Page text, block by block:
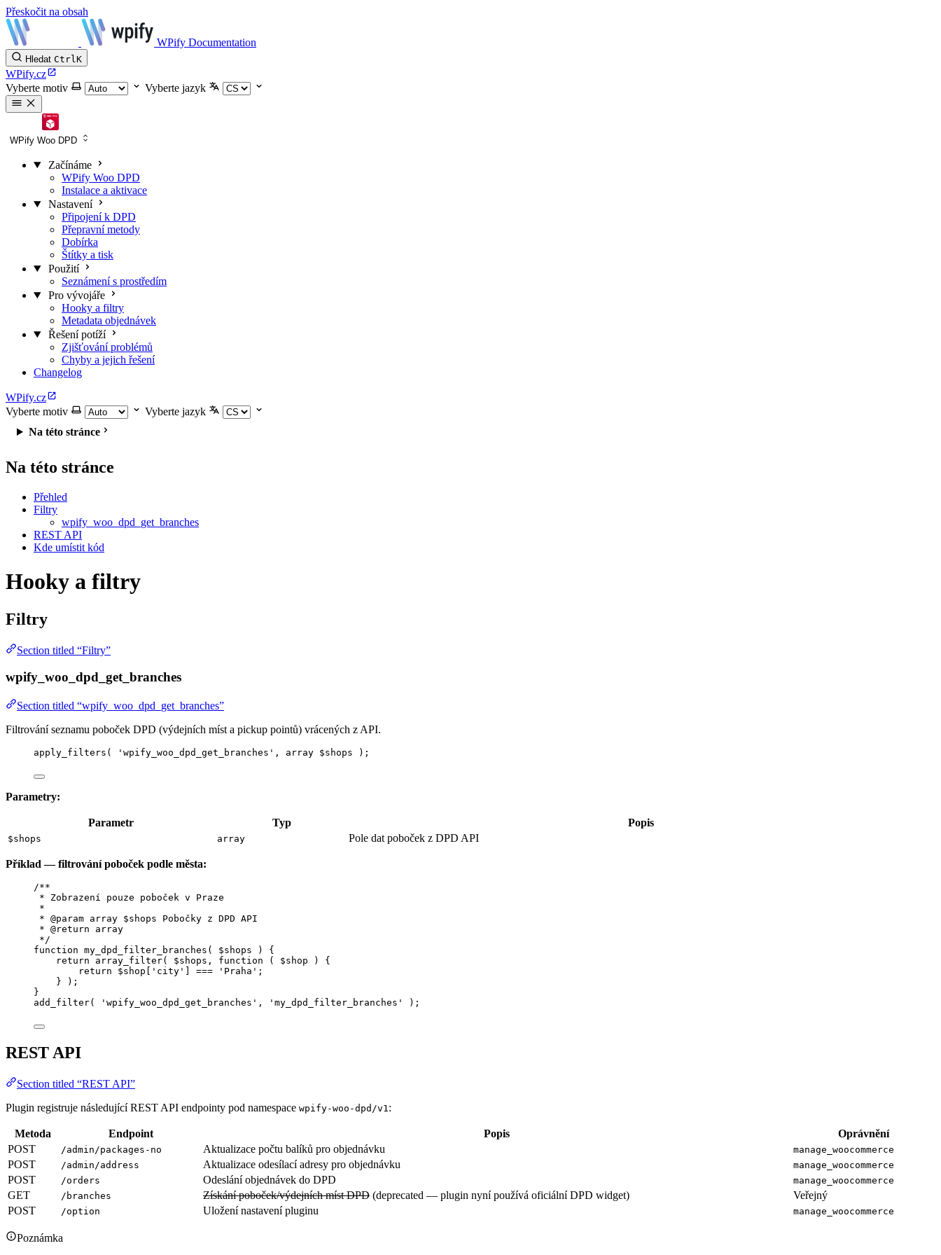
Přeskočit na obsah
WPify Documentation
Hledat CtrlK
WPify.cz
Vyberte motiv
Vyberte jazyk
WPify Woo DPD
Začínáme
WPify Woo DPD
Instalace a aktivace
Nastavení
Připojení k DPD
Přepravní metody
Dobírka
Štítky a tisk
Použití
Seznámení s prostředím
Pro vývojáře
Hooky a filtry
Metadata objednávek
Řešení potíží
Zjišťování problémů
Chyby a jejich řešení
Changelog
WPify.cz
Vyberte motiv
Vyberte jazyk
Na této stránce
Na této stránce
Přehled
Filtry
wpify_woo_dpd_get_branches
REST API
Kde umístit kód
Hooky a filtry
Filtry
Section titled “Filtry”
wpify_woo_dpd_get_branches
Section titled “wpify_woo_dpd_get_branches”
Filtrování seznamu poboček DPD (výdejních míst a pickup pointů) vrácených z API.
apply_filters ( ' wpify_woo_dpd_get_branches ' , array $shops );
Parametry:
Parametr Typ Popis
$shops array Pole dat poboček z DPD API
Příklad — filtrování poboček podle města:
/**
* Zobrazení pouze poboček v Praze
*
* @param array $shops Pobočky z DPD API
* @return
array
*/
function my_dpd_filter_branches ( $shops )
{
return
array_filter( $shops , function ( $shop )
{
return
$shop ' city ' === ' Praha ' ;
}
);
}
add_filter( ' wpify_woo_dpd_get_branches ' , ' my_dpd_filter_branches ' );
REST API
Section titled “REST API”
Plugin registruje následující REST API endpointy pod namespace wpify-woo-dpd/v1 :
Metoda Endpoint Popis
Oprávnění
POST
/admin/packages-no Aktualizace počtu balíků pro objednávku manage_woocommerce
POST /admin/address Aktualizace odesílací adresy pro objednávku manage_woocommerce
POST /orders Odeslání objednávek do DPD manage_woocommerce
GET /branches Získání poboček/výdejních míst DPD (deprecated — plugin nyní používá oficiální DPD widget)
Veřejný
POST
/option Uložení nastavení pluginu manage_woocommerce
Poznámka